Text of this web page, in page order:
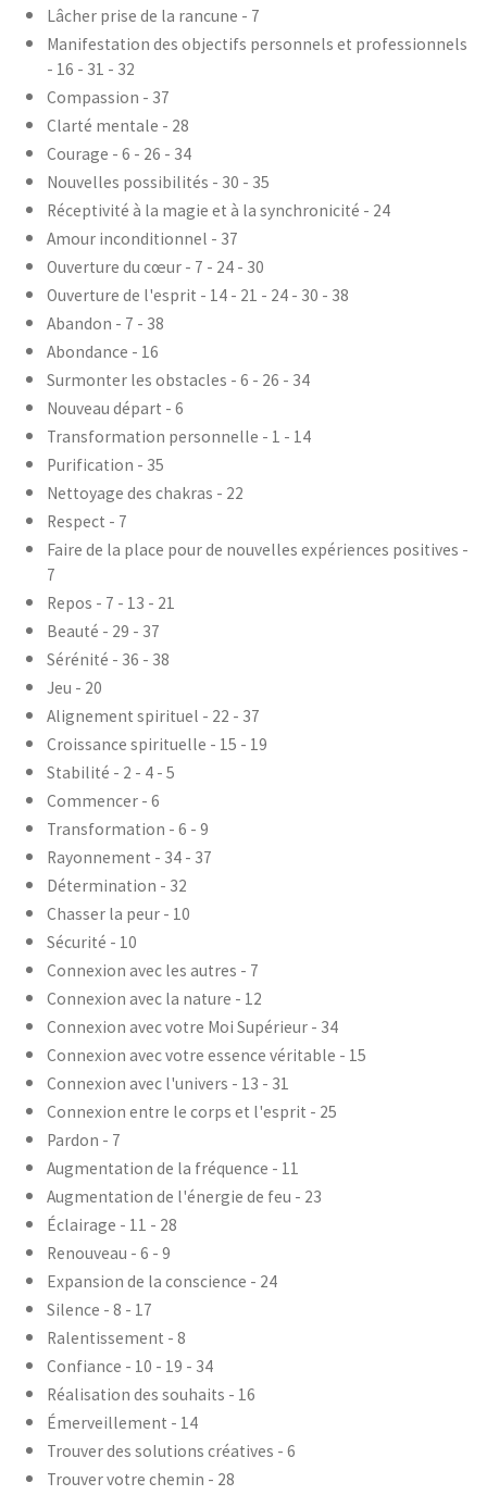
Lâcher prise de la rancune - 7
Manifestation des objectifs personnels et professionnels
- 16 - 31 - 32
Compassion - 37
Clarté mentale - 28
Courage - 6 - 26 - 34
Nouvelles possibilités - 30 - 35
Réceptivité à la magie et à la synchronicité - 24
Amour inconditionnel - 37
Ouverture du cœur - 7 - 24 - 30
Ouverture de l'esprit - 14 - 21 - 24 - 30 - 38
Abandon - 7 - 38
Abondance - 16
Surmonter les obstacles - 6 - 26 - 34
Nouveau départ - 6
Transformation personnelle - 1 - 14
Purification - 35
Nettoyage des chakras - 22
Respect - 7
Faire de la place pour de nouvelles expériences positives -
7
Repos - 7 - 13 - 21
Beauté - 29 - 37
Sérénité - 36 - 38
Jeu - 20
Alignement spirituel - 22 - 37
Croissance spirituelle - 15 - 19
Stabilité - 2 - 4 - 5
Commencer - 6
Transformation - 6 - 9
Rayonnement - 34 - 37
Détermination - 32
Chasser la peur - 10
Sécurité - 10
Connexion avec les autres - 7
Connexion avec la nature - 12
Connexion avec votre Moi Supérieur - 34
Connexion avec votre essence véritable - 15
Connexion avec l'univers - 13 - 31
Connexion entre le corps et l'esprit - 25
Pardon - 7
Augmentation de la fréquence - 11
Augmentation de l'énergie de feu - 23
Éclairage - 11 - 28
Renouveau - 6 - 9
Expansion de la conscience - 24
Silence - 8 - 17
Ralentissement - 8
Confiance - 10 - 19 - 34
Réalisation des souhaits - 16
Émerveillement - 14
Trouver des solutions créatives - 6
Trouver votre chemin - 28